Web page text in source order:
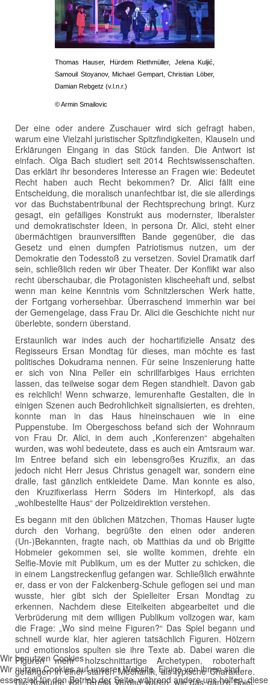
Thomas Hauser, Hürdem Riethmüller, Jelena Kuljić,
Samouil Stoyanov, Michael Gempart, Christian Löber,
Damian Rebgetz (v.l.n.r.)
© Armin Smailovic
Der eine oder andere Zuschauer wird sich gefragt haben,
warum eine Vielzahl juristischer Spitzfindigkeiten, Klauseln und
Erklärungen Eingang in das Stück fanden. Die Antwort ist
einfach. Olga Bach studiert seit 2014 Rechtswissenschaften.
Das erklärt ihr besonderes Interesse an Fragen wie: Bedeutet
Recht haben auch Recht bekommen? Dr. Alici fällt eine
Entscheidung, die moralisch unanfechtbar ist, die sie allerdings
vor das Buchstabentribunal der Rechtsprechung bringt. Kurz
gesagt, ein gefälliges Konstrukt aus modernster, liberalster
und demokratischster Ideen, in persona Dr. Alici, steht einer
übermächtigen braunversifften Bande gegenüber, die das
Gesetz und einen dumpfen Patriotismus nutzen, um der
Demokratie den Todesstoß zu versetzen. Soviel Dramatik darf
sein, schließlich reden wir über Theater. Der Konflikt war also
recht überschaubar, die Protagonisten klischeehaft und, selbst
wenn man keine Kenntnis vom Schnitzlerschen Werk hatte,
der Fortgang vorhersehbar. Überraschend immerhin war bei
der Gemengelage, dass Frau Dr. Alici die Geschichte nicht nur
überlebte, sondern überstand.
Erstaunlich war indes auch der hochartifizielle Ansatz des
Regisseurs Ersan Mondtag für dieses, man möchte es fast
politisches Dokudrama nennen. Für seine Inszenierung hatte
er sich von Nina Peller ein schrillfarbiges Haus errichten
lassen, das teilweise sogar dem Regen standhielt. Davon gab
es reichlich! Wenn schwarze, lemurenhafte Gestalten, die in
einigen Szenen auch Bedrohlichkeit signalisierten, es drehten,
konnte man in das Haus hineinschauen wie in eine
Puppenstube. Im Obergeschoss befand sich der Wohnraum
von Frau Dr. Alici, in dem auch „Konferenzen“ abgehalten
wurden, was wohl bedeutete, dass es auch ein Amtsraum war.
Im Entree befand sich ein lebensgroßes Kruzifix, an das
jedoch nicht Herr Jesus Christus genagelt war, sondern eine
dralle, fast gänzlich entkleidete Dame. Man konnte es also,
den Kruzifixerlass Herrn Söders im Hinterkopf, als das
„wohlbestellte Haus“ der Polizeidirektion verstehen.
Es begann mit den üblichen Mätzchen, Thomas Hauser lugte
durch den Vorhang, begrüßte den einen oder anderen
(Un-)Bekannten, fragte nach, ob Matthias da und ob Brigitte
Hobmeier gekommen sei, sie wollte kommen, drehte ein
Selfie-Movie mit Publikum, um es der Mutter zu schicken, die
in einem Langstreckenflug gefangen war. Schließlich erwähnte
er, dass er von der Falckenberg-Schule geflogen sei und man
wusste, hier gibt sich der Spielleiter Ersan Mondtag zu
erkennen. Nachdem diese Eitelkeiten abgearbeitet und die
Verbrüderung mit dem willigen Publikum vollzogen war, kam
die Frage: „Wo sind meine Figuren?“ Das Spiel begann und
schnell wurde klar, hier agieren tatsächlich Figuren. Hölzern
und emotionslos spulten sie ihre Texte ab. Dabei waren die
Figuren mehr holzschnittartige Archetypen, roboterhaft
gefangen in einer starren Mechanik, als typische Charaktere.
Die Kostüme von Teresa Vergho waren, wie das ganze Spiel,
Wir benutzen Cookies
Wir nutzen Cookies auf unserer Website. Einige von ihnen sind
essenziell für den Betrieb der Seite, während andere uns helfen, diese